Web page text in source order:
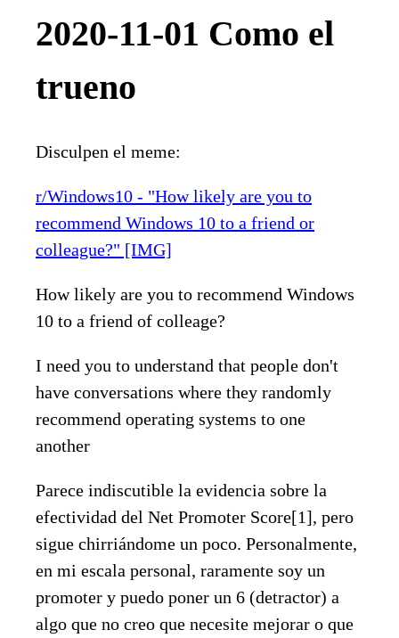
2020-11-01 Como el
trueno
Disculpen el meme:
r/Windows10 - "How likely are you to
recommend Windows 10 to a friend or
colleague?" [IMG]
How likely are you to recommend Windows
10 to a friend of colleage?
I need you to understand that people don't
have conversations where they randomly
recommend operating systems to one
another
Parece indiscutible la evidencia sobre la
efectividad del Net Promoter Score[1], pero
sigue chirriándome un poco. Personalmente,
en mi escala personal, raramente soy un
promoter y puedo poner un 6 (detractor) a
algo que no creo que necesite mejorar o que